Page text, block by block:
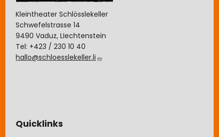
Kleintheater Schlösslekeller
Schwefelstrasse 14
9490 Vaduz, LIechtenstein
Tel: +423 / 230 10 40
hallo@schloesslekeller.li
Quicklinks